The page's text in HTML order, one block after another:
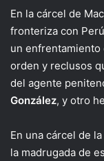
En la cárcel de
fronteriza con
un
orden y reclusos
del agente
González, y otro
En una cárcel de
la madrugada de